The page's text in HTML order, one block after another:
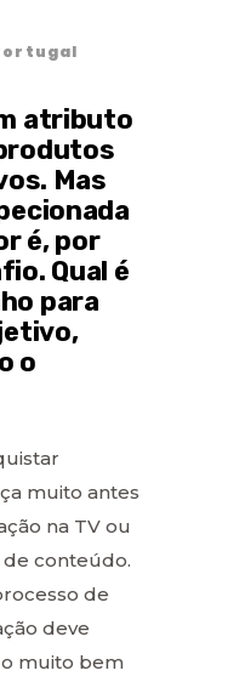
atributo
Mas
é, por
Qual é
para
o
muito antes
na TV ou
conteúdo.
de
deve
muito bem